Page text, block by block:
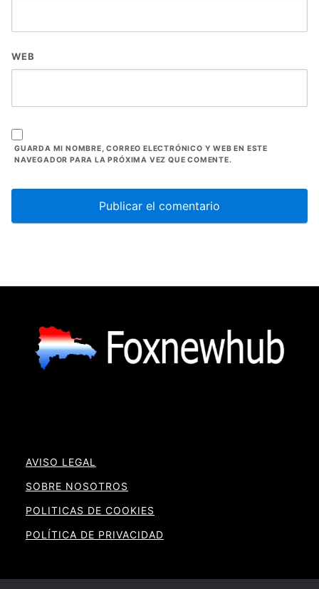
WEB
GUARDA MI NOMBRE, CORREO ELECTRÓNICO Y WEB EN ESTE
NAVEGADOR PARA LA PRÓXIMA VEZ QUE COMENTE.
AVISO LEGAL
SOBRE NOSOTROS
POLITICAS DE COOKIES
POLÍTICA DE PRIVACIDAD